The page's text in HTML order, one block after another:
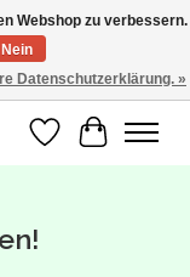
Bestellen is nog
in behandeling
Wunschzettel
Ihr
Webshop zu verbessern.
Nein
Datenschutzerklärung. »